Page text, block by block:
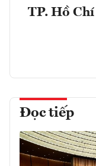
TP. Hồ
Đọc tiếp